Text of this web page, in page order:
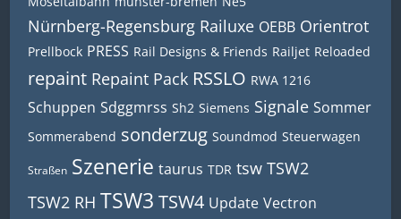
Nürnberg-Regensburg Railuxe OEBB Orientrot
Prellbock PRESS Rail Designs & Friends Railjet Reloaded
repaint Repaint Pack RSSLO RWA 1216
Schuppen Sdggmrss Sh2 Siemens Signale Sommer
Sommerabend sonderzug Soundmod Steuerwagen
Straßen Szenerie taurus TDR tsw TSW2
TSW2 RH TSW3 TSW4 Update Vectron